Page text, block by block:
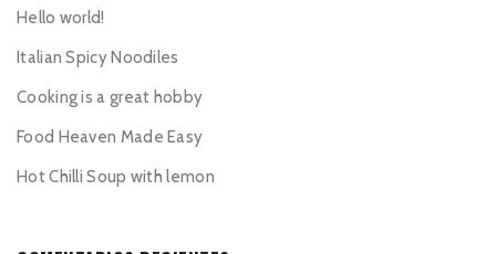
Hello world!
Italian Spicy Noodiles
Cooking is a great hobby
Food Heaven Made Easy
Hot Chilli Soup with lemon